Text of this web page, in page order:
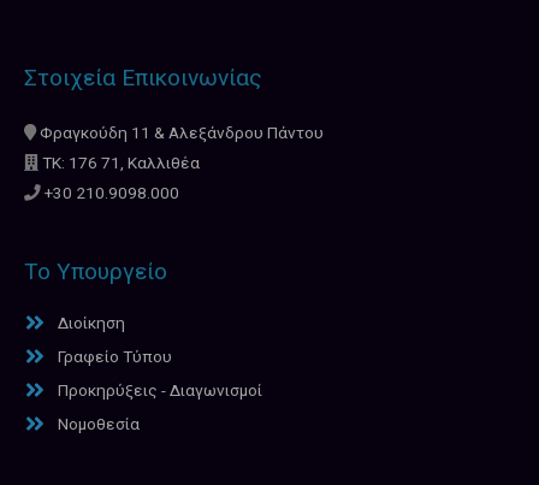
Στοιχεία Επικοινωνίας
Φραγκούδη 11 & Αλεξάνδρου Πάντου
ΤΚ: 176 71, Καλλιθέα
+30 210.9098.000
Το Υπουργείο
Διοίκηση
Γραφείο Τύπου
Προκηρύξεις - Διαγωνισμοί
Νομοθεσία